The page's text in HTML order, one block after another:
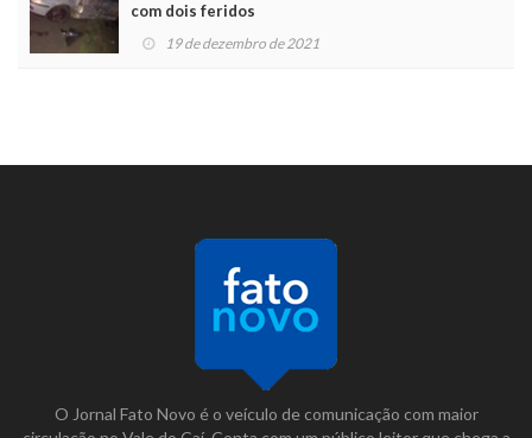
com dois feridos
19 de dezembro de 2021
O Jornal Fato Novo é o veículo de comunicação com maior